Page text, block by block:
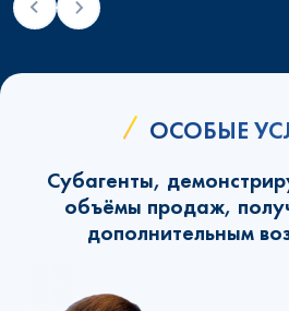
ОСОБЫЕ
Субагенты,
объёмы продаж,
дополнительным